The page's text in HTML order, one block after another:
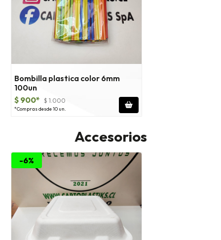
Bombilla plastica color 6mm
100un
$ 900* $ 1.000
*Compras desde 10 un.
Accesorios
-6%